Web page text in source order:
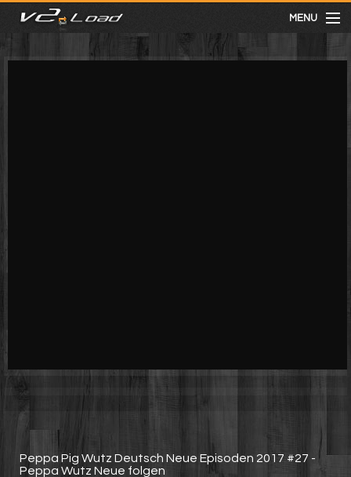
MENU
meist gesehen
Peppa Pig Wutz Deutsch Neue Episoden 2017 #27 -
Peppa Wutz Neue folgen